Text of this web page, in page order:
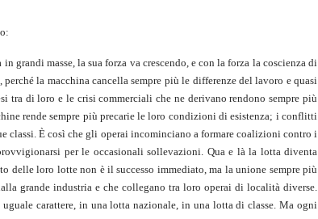
masse, la sua forza va crescendo, e con la forza la coscienza di
la macchina cancella sempre più le differenze del lavoro e quasi
tra di loro e le crisi commerciali che ne derivano rendono sempre più
rende sempre più precarie le loro condizioni di esistenza; i conflitti
classi. È così che gli operai incominciano a formare coalizioni contro i
per le occasionali sollevazioni. Qua e là la lotta diventa
delle loro lotte non è il successo immediato, ma la unione sempre più
grande industria e che collegano tra loro operai di località diverse.
carattere, in una lotta nazionale, in una lotta di classe. Ma ogni